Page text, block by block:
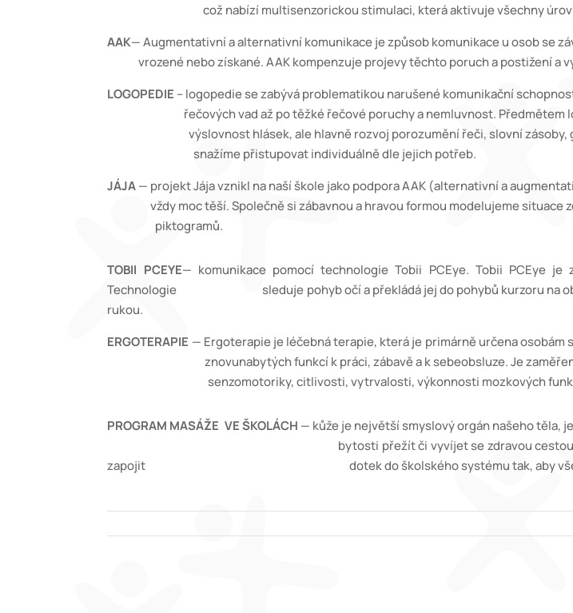
což nabízí multisenzorickou stimulaci, která aktivujevšechny
AAK—Augmentativní a alternativní komunikaceje způsob komunikace u osob se
vrozené nebo získané. AAK kompenzuje projevy těchto poruch a postižení a
LOGOPEDIE – logopedie se zabývá problematikou narušené komunikační
řečových vad až po těžké řečové poruchy a nemluvnost. Předmětem
výslovnost hlásek, ale hlavně rozvoj porozumění řeči, slovní zásoby,
snažíme přistupovat individuálně dle jejich potřeb.
JÁJA— projekt Jája vznikl na naší škole jako podpora AAK (alternativní a
vždy moc těší. Společně si zábavnou a hravou formou modelujeme situace
piktogramů.
TOBII PCEYE— komunikace pomocí technologie Tobii PCEye. Tobii PCEye je
Technologie sleduje pohyb očí a překládá jej do pohybů kurzoru na
rukou.
ERGOTERAPIE — Ergoterapie je léčebná terapie, která je primárně určena
znovunabytých funkcí k práci, zábavě a k sebeobsluze. Je
senzomotoriky, citlivosti, vytrvalosti, výkonnosti mozkových
PROGRAM MASÁŽE VE ŠKOLÁCH — kůže je největší smyslový orgán našeho
bytosti přežít či vyvíjet se zdravou cestou fyzicky,
zapojit dotek do školského systému tak, aby všechny děti